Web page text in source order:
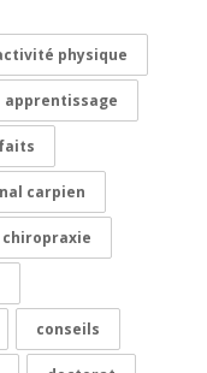
physique
apprentissage
carpien
chiropraxie
conseils